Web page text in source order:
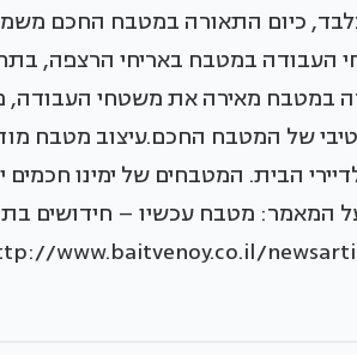
כיום התאורה במטבח החכם
במטבח באריחי הרצפה,
במטבח מאירה את משטחי
של המטבח החכם.עיצוב מטבח
הבית. המטבחים של ימינו חכמים
המאמר: מטבח עכשיו – חידושים